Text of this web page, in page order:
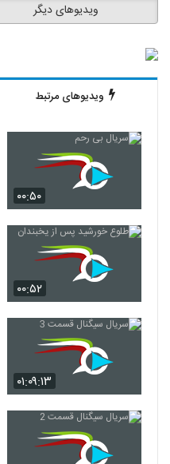
ویدیوهای دیگر
ویدیوهای مرتبط
۰۰:۵۰
۰۰:۵۲
۰۱:۰۹:۱۳